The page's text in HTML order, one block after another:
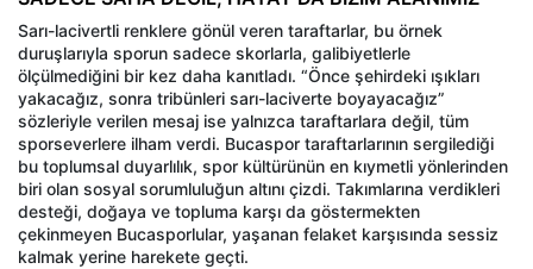
Sarı-lacivertli renklere gönül veren taraftarlar, bu örnek
duruşlarıyla sporun sadece skorlarla, galibiyetlerle
ölçülmediğini bir kez daha kanıtladı. “Önce şehirdeki ışıkları
yakacağız, sonra tribünleri sarı-laciverte boyayacağız”
sözleriyle verilen mesaj ise yalnızca taraftarlara değil, tüm
sporseverlere ilham verdi. Bucaspor taraftarlarının sergilediği
bu toplumsal duyarlılık, spor kültürünün en kıymetli yönlerinden
biri olan sosyal sorumluluğun altını çizdi. Takımlarına verdikleri
desteği, doğaya ve topluma karşı da göstermekten
çekinmeyen Bucasporlular, yaşanan felaket karşısında sessiz
kalmak yerine harekete geçti.